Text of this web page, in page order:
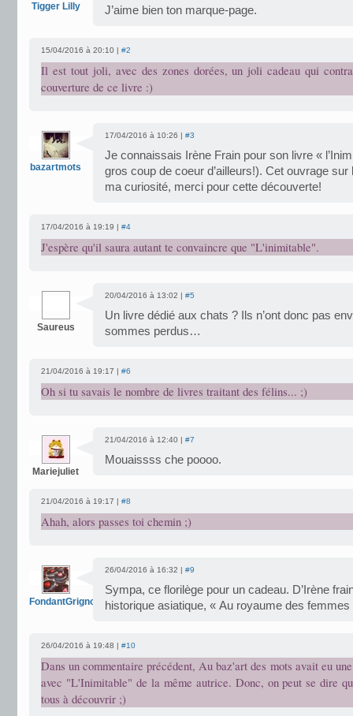
Tigger Lilly
J’aime bien ton marque-page.
15/04/2016 à 20:10 | #2
Il est tout joli, avec des zones dorées, un joli cadeau qui
couverture de ce livre :)
bazartmots
17/04/2016 à 10:26 | #3
Je connaissais Irène Frain pour son livre «
gros coup de coeur d’ailleurs!). Cet ouvrage
ma curiosité, merci pour cette découverte!
17/04/2016 à 19:19 | #4
J'espère qu'il saura autant te convaincre que "L'inimitable".
Saureus
20/04/2016 à 13:02 | #5
Un livre dédié aux chats ? Ils n’ont donc pas
sommes perdus…
21/04/2016 à 19:17 | #6
Oh si tu savais le nombre de livres traitant des félins... ;)
Mariejuliet
21/04/2016 à 12:40 | #7
Mouaissss che poooo.
21/04/2016 à 19:17 | #8
Ahah, alors passes toi chemin ;)
FondantGrignote
26/04/2016 à 16:32 | #9
Sympa, ce florilège pour un cadeau. D’Irène
historique asiatique, « Au royaume des femmes
26/04/2016 à 19:48 | #10
Dans un commentaire précédent, Au baz'art des mots avait eu
avec "L'Inimitable" de la même autrice. Donc, on peut se dire
tous à découvrir ;)